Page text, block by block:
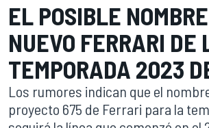
EL POSIBLE
NUEVO FERRARI DE
TEMPORADA 2023
Los rumores indican que el
proyecto 675 de Ferrari para la